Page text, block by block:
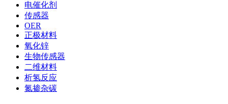
电催化剂
传感器
OER
正极材料
氧化锌
生物传感器
二维材料
析氢反应
氮掺杂碳